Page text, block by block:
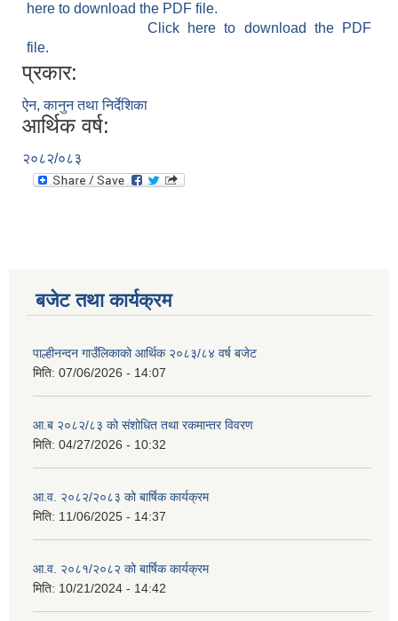
here to download the PDF file.
Click here to download the PDF
file.
प्रकार:
ऐन, कानुन तथा निर्देशिका
आर्थिक वर्ष:
२०८२/०८३
बजेट तथा कार्यक्रम
पाल्हीनन्दन गाउँलिकाको आर्थिक २०८३/८४ वर्ष बजेट
मिति: 07/06/2026 - 14:07
आ.ब २०८२/८३ को संशोधित तथा रकमान्तर विवरण
मिति: 04/27/2026 - 10:32
आ.व. २०८२/२०८३ को बार्षिक कार्यक्रम
मिति: 11/06/2025 - 14:37
आ.व. २०८१/२०८२ को बार्षिक कार्यक्रम
मिति: 10/21/2024 - 14:42